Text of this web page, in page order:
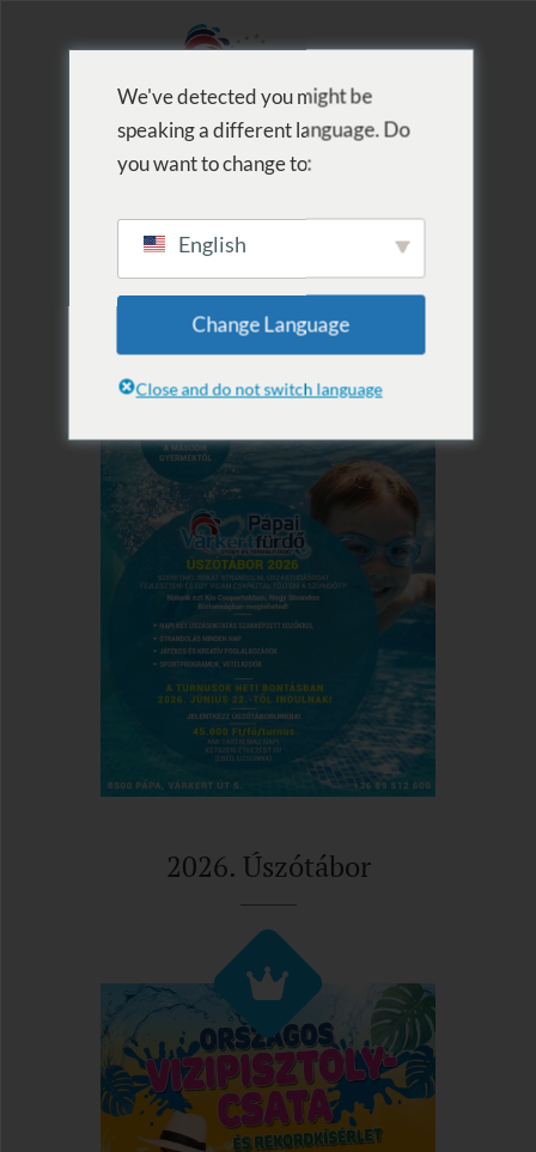
2026. Úszótábor
We've detected you might be
speaking a different language. Do
you want to change to:
English
Change Language
Close and do not switch language